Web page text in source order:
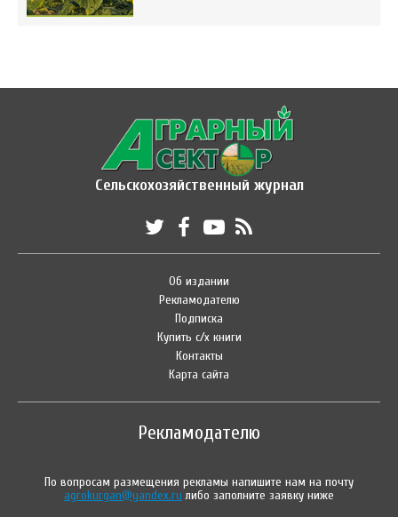
Сельскохозяйственный журнал
Об издании
Рекламодателю
Подписка
Купить с/х книги
Контакты
Карта сайта
Рекламодателю
По вопросам размещения рекламы напишите нам на почту
agrokurgan@yandex.ru либо заполните заявку ниже